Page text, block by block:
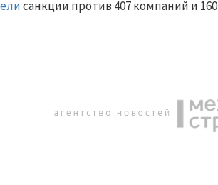
санкции против 407 компаний и 160